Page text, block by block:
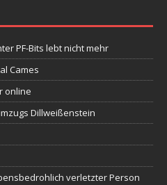
PF-Bits lebt nicht mehr
Cames
online
Dillweißenstein
verletzter Person